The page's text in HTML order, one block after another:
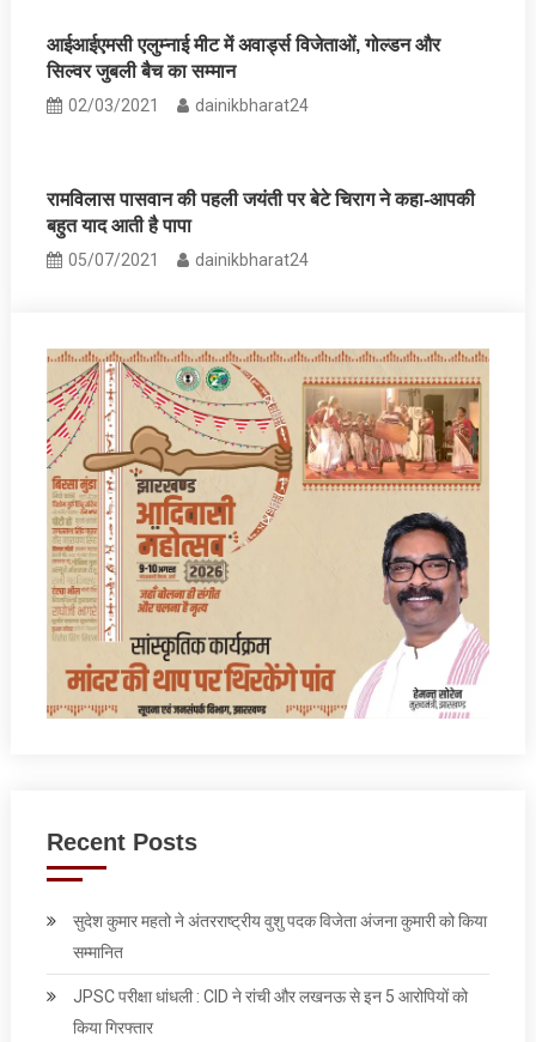
आईआईएमसी एलुम्नाई मीट में अवार्ड्स विजेताओं, गोल्डन और
सिल्वर जुबली बैच का सम्मान
02/03/2021 dainikbharat24
रामविलास पासवान की पहली जयंती पर बेटे चिराग ने कहा-आपकी
बहुत याद आती है पापा
05/07/2021 dainikbharat24
Recent Posts
सुदेश कुमार महतो ने अंतरराष्ट्रीय वुशु पदक विजेता अंजना कुमारी को किया
सम्मानित
JPSC परीक्षा धांधली : CID ने रांची और लखनऊ से इन 5 आरोपियों को
किया गिरफ्तार